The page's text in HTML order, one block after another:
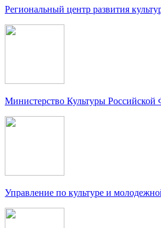
Региональный центр развития
Министерство Культуры Российской
Управление по культуре и